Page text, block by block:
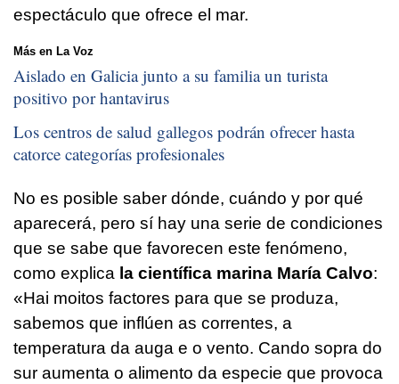
espectáculo que ofrece el mar.
Más en La Voz
Aislado en Galicia junto a su familia un turista
positivo por hantavirus
Los centros de salud gallegos podrán ofrecer hasta
catorce categorías profesionales
No es posible saber dónde, cuándo y por qué
aparecerá, pero sí hay una serie de condiciones
que se sabe que favorecen este fenómeno,
como explica la científica marina María Calvo:
«Hai moitos factores para que se produza,
sabemos que inflúen as correntes, a
temperatura da auga e o vento. Cando sopra do
sur aumenta o alimento da especie que provoca